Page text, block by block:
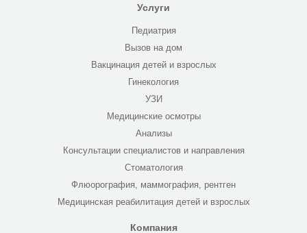
Услуги
Педиатрия
Вызов на дом
Вакцинация детей и взрослых
Гинекология
УЗИ
Медицинские осмотры
Анализы
Консультации специалистов и направления
Стоматология
Флюорография, маммография, рентген
Медицинская реабилитация детей и взрослых
Компания